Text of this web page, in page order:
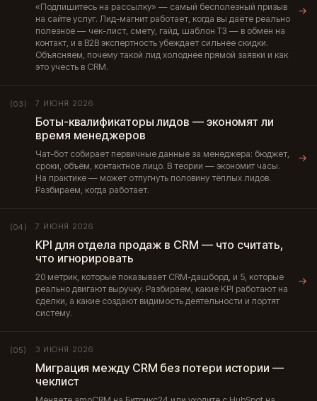
«Подпишитесь на рассылку» — самый бесполезный призыв
на сайте услуг. Лид-магнит работает, когда вы даёте реально
полезное — чек-лист, смету, гайд, шаблон ТЗ — в обмен на
контакт, и в B2B экспертность убеждает сильнее скидки.
Объясняем, почему такой лид холоднее прямой заявки и как
это учесть в CRM.
→
(03) 7 ИЮНЯ 2026
Боты-квалификаторы лидов — экономят ли
время менеджеров
Чат-бот собирает первичные данные за менеджера: бюджет,
сроки, объём, контактное лицо. В теории — экономит часы.
На практике — может отпугнуть половину тёплых лидов.
Разбираем, когда работает.
→
(04) 7 ИЮНЯ 2026
KPI для отдела продаж в CRM — что считать,
что игнорировать
20 метрик, которые показывает CRM-дашборд, и 5, которые
реально двигают выручку. Разбираем, какие KPI работают на
сделки, а какие создают видимость деятельности и портят
систему.
→
(05) 3 ИЮНЯ 2026
Миграция между CRM без потери истории —
чеклист